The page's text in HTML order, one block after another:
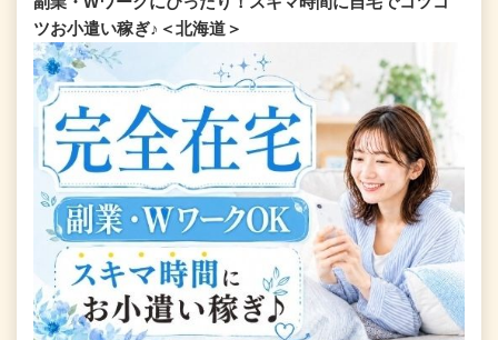
ツお小遣い稼ぎ♪＜北海道＞